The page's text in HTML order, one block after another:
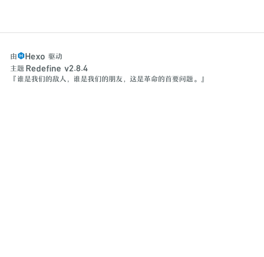
由 Hexo 驱动
主题 Redefine v2.8.4
『谁是我们的敌人，谁是我们的朋友，这是革命的首要问题。』